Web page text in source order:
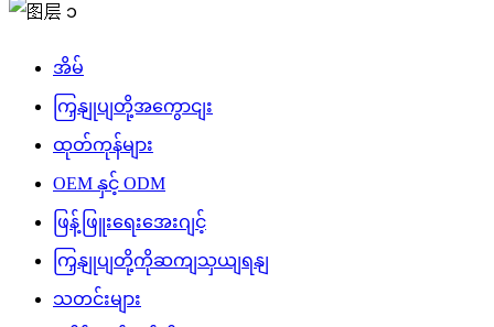
အိမ်
ကြှနျုပျတို့အကွောငျး
ထုတ်ကုန်များ
OEM နှင့် ODM
ဖြန့်ဖြူးရေးအေးဂျင့်
ကြှနျုပျတို့ကိုဆကျသှယျရနျ
သတင်းများ